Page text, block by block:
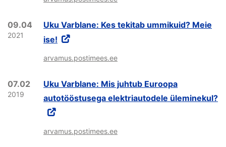
09.04
2021
Uku Varblane: Kes tekitab ummikuid? Meie
ise!
arvamus.postimees.ee
07.02
2019
Uku Varblane: Mis juhtub Euroopa
autotööstusega elektriautodele üleminekul?
arvamus.postimees.ee